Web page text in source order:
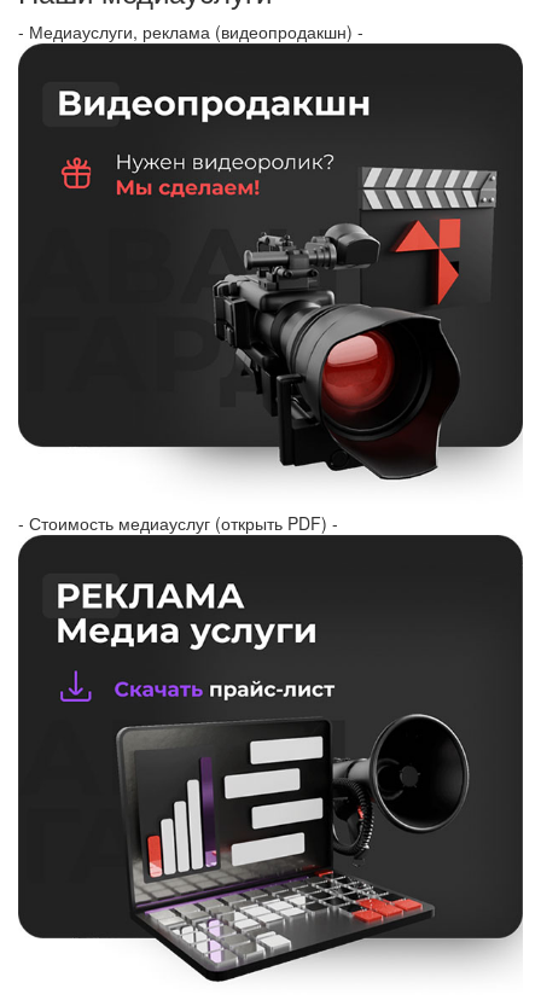
- Медиауслуги, реклама (видеопродакшн) -
- Стоимость медиауслуг (открыть PDF) -